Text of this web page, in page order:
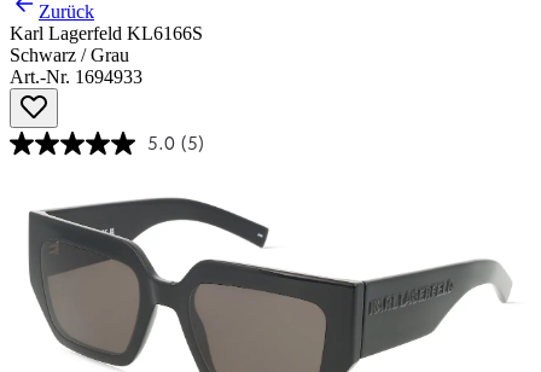
Zurück
Karl Lagerfeld KL6166S
Schwarz / Grau
Art.-Nr. 1694933
5.0 (5)